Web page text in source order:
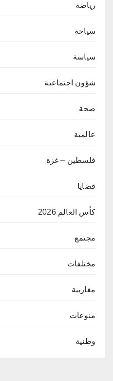
رياضة
سياحة
سياسة
شؤون اجتماعية
صحة
عالمية
فلسطين – غزة
قضايا
كأس العالم 2026
مجتمع
مختلفات
مغاربية
منوعات
وطنية